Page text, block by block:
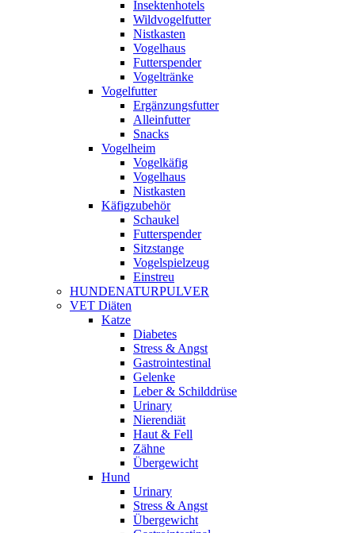
Insektenhotels
Wildvogelfutter
Nistkasten
Vogelhaus
Futterspender
Vogeltränke
Vogelfutter
Ergänzungsfutter
Alleinfutter
Snacks
Vogelheim
Vogelkäfig
Vogelhaus
Nistkasten
Käfigzubehör
Schaukel
Futterspender
Sitzstange
Vogelspielzeug
Einstreu
HUNDENATURPULVER
VET Diäten
Katze
Diabetes
Stress & Angst
Gastrointestinal
Gelenke
Leber & Schilddrüse
Urinary
Nierendiät
Haut & Fell
Zähne
Übergewicht
Hund
Urinary
Stress & Angst
Übergewicht